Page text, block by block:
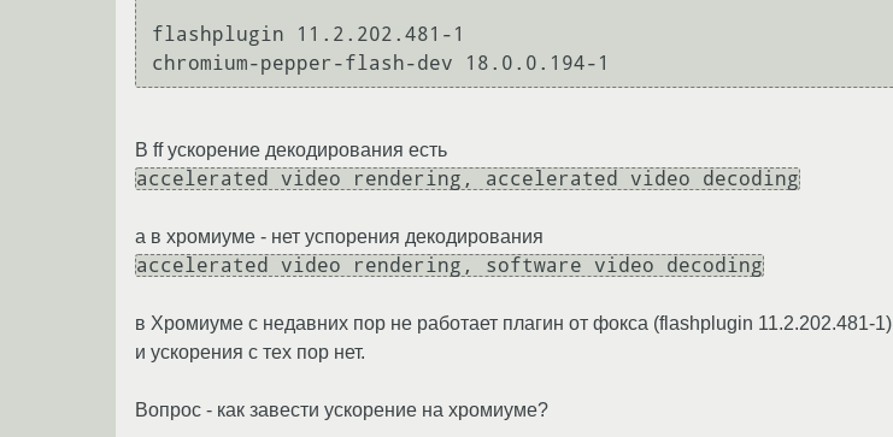
flashplugin 11.2.202.481-1
В ff ускорение декодирования есть
accelerated video rendering, accelerated video decoding
а в хромиуме - нет успорения декодирования
accelerated video rendering, software video decoding
в Хромиуме с недавних пор не работает плагин от фокса (flashplugin 11.2.202.481-1)
и ускорения с тех пор нет.
Вопрос - как завести ускорение на хромиуме?